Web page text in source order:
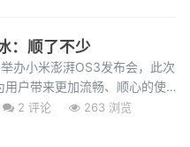
：顺了不少
办小米澎湃OS3发布会，此次
用户带来更加流畅、顺心的使
2 评论 263 浏览